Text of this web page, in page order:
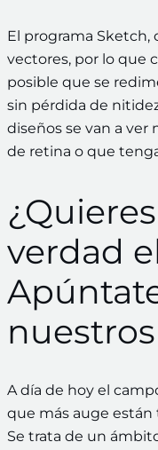
El programa Sketch,
vectores, por lo que
posible que se
sin pérdida de
diseños se van a ver
de retina o que
verdad
A día de hoy el
que más auge
Se trata de un